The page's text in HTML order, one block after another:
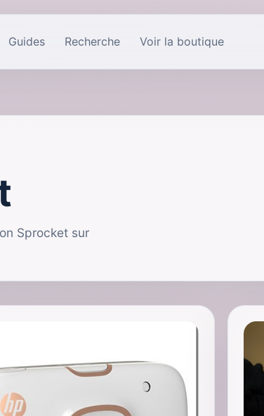
Guides Recherche Voir la boutique
Sprocket sur